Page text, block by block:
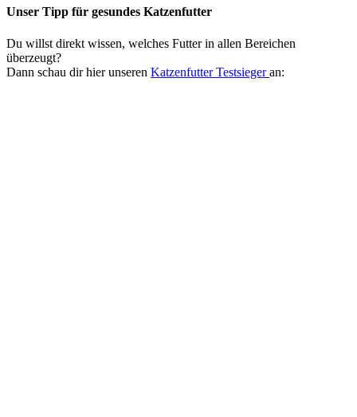
Unser Tipp für gesundes Katzenfutter
Du willst direkt wissen, welches Futter in allen Bereichen
überzeugt?
Dann schau dir hier unseren Katzenfutter Testsieger an: